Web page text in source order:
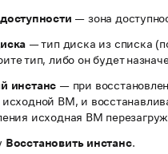
— зона
— тип диска из списка
тип, либо он будет
инстанс — при
ВМ, и
исходная ВМ
Восстановить инстанс.